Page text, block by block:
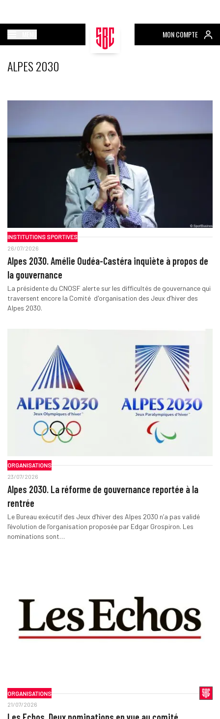
MON COMPTE
ALPES 2030
INSTITUTIONS SPORTIVES
26/07/2026
Alpes 2030. Amélie Oudéa-Castéra inquiète à propos de
la gouvernance
La présidente du CNOSF alerte sur les difficultés de gouvernance qui
traversent encore la Comité d'organisation des Jeux d’hiver des
Alpes 2030.
ORGANISATIONS
23/07/2026
Alpes 2030. La réforme de gouvernance reportée à la
rentrée
Le Bureau exécutif des Jeux d’hiver des Alpes 2030 n’a pas validé
l’évolution de l’organisation proposée par Edgar Grospiron. Les
nominations sont…
ORGANISATIONS
21/07/2026